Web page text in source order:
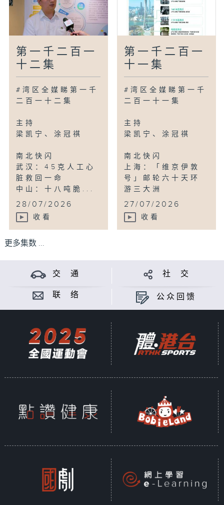
第一千二百一
十二集
#湾区全媒睇第一千
二百一十二集
主持
梁凯宁、涂冠祺
南北快闪
武汉：45克人工心
脏救回一命
中山：十八吨脆...
28/07/2026
收看
第一千二百一
十一集
#湾区全媒睇第一千
二百一十一集
主持
梁凯宁、涂冠祺
南北快闪
上海：「维京伊敦
号」邮轮六十天环
游三大洲
...
27/07/2026
收看
更多集数 ...
交 通 社 交
联 络 公众回馈